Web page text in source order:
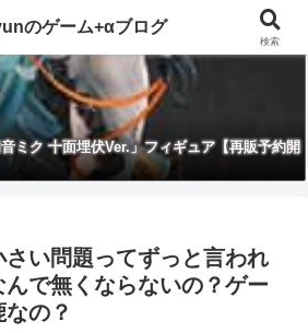
ミク 十面埋伏Ver.」フィギュア【再販予約開
い問題ってずっと言われ
で無くならないの？ゲー
の？
のゲーム+αブログ
検索